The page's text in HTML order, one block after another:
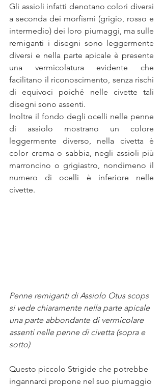
Gli assioli infatti denotano colori diversi
a seconda dei morfismi (grigio, rosso e
intermedio) dei loro piumaggi, ma sulle
remiganti i disegni sono leggermente
diversi e nella parte apicale è presente
una vermicolatura evidente che
facilitano il riconoscimento, senza rischi
di equivoci poiché nelle civette tali
disegni sono assenti.
Inoltre il fondo degli ocelli nelle penne
di assiolo mostrano un colore
leggermente diverso, nella civetta è
color crema o sabbia, negli assioli più
marroncino o grigiastro, nondimeno il
numero di ocelli è inferiore nelle
civette.
Penne remiganti di Assiolo Otus scops
si vede chiaramente nella parte apicale
una parte abbondante di vermicolare
assenti nelle penne di civetta (sopra e
sotto)
Questo piccolo Strigide che potrebbe
ingannarci propone nel suo piumaggio